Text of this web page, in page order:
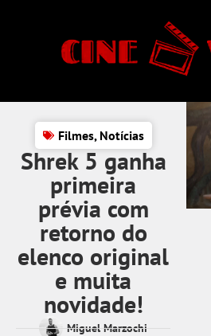
Filmes, Notícias
Shrek 5 ganha
primeira
prévia com
retorno do
elenco original
e muita
novidade!
Miguel Marzochi